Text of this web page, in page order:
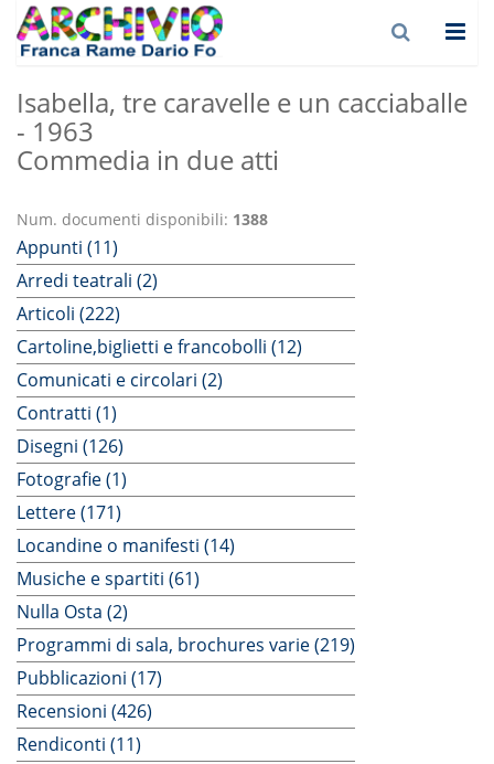
Isabella, tre caravelle e un cacciaballe
- 1963
Commedia in due atti
Num. documenti disponibili: 1388
Appunti (11)
Arredi teatrali (2)
Articoli (222)
Cartoline,biglietti e francobolli (12)
Comunicati e circolari (2)
Contratti (1)
Disegni (126)
Fotografie (1)
Lettere (171)
Locandine o manifesti (14)
Musiche e spartiti (61)
Nulla Osta (2)
Programmi di sala, brochures varie (219)
Pubblicazioni (17)
Recensioni (426)
Rendiconti (11)